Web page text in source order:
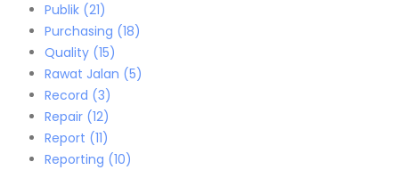
Publik (21)
Purchasing (18)
Quality (15)
Rawat Jalan (5)
Record (3)
Repair (12)
Report (11)
Reporting (10)